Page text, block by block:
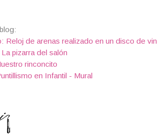
Reloj de arenas realizado en un disco de
pizarra del salón
rinconcito
en Infantil - Mural